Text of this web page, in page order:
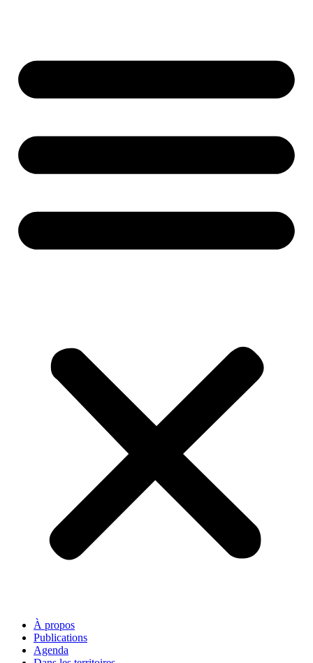
À propos
Publications
Agenda